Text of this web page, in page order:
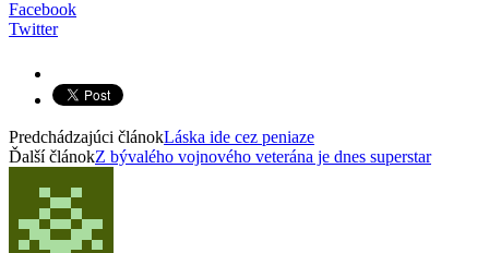
Facebook
Twitter
Predchádzajúci článokLáska ide cez peniaze
Ďalší článokZ bývalého vojnového veterána je dnes superstar